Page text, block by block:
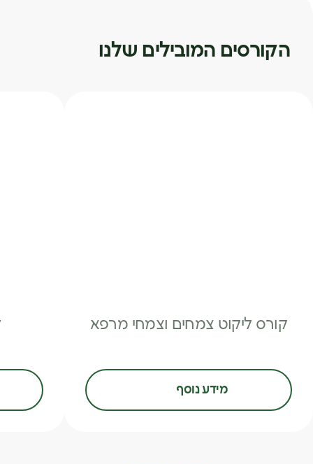
הקורסים המובילים שלנו
קורס ליקוט צמחים וצמחי מרפא
מידע נוסף